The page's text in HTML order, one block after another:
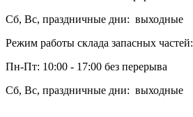
Сб, Вс, праздничные дни: выходные
Режим работы склада запасных частей:
Пн-Пт: 10:00 - 17:00 без перерыва
Сб, Вс, праздничные дни: выходные